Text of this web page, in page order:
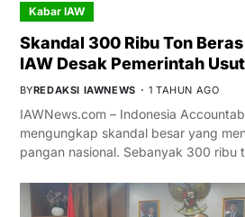
Kabar IAW
Skandal 300 Ribu Ton
IAW Desak Pemerintah
BYREDAKSI IAWNEWS 1 TAHUN AGO
IAWNews.com – Indonesia
mengungkap skandal besar yang
pangan nasional. Sebanyak 300 ribu